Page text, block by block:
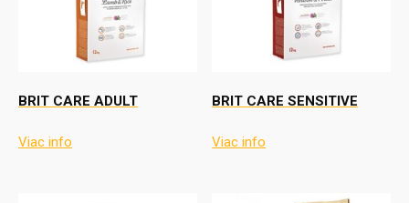
BRIT CARE ADULT
Viac info
BRIT CARE SENSITIVE
Viac info